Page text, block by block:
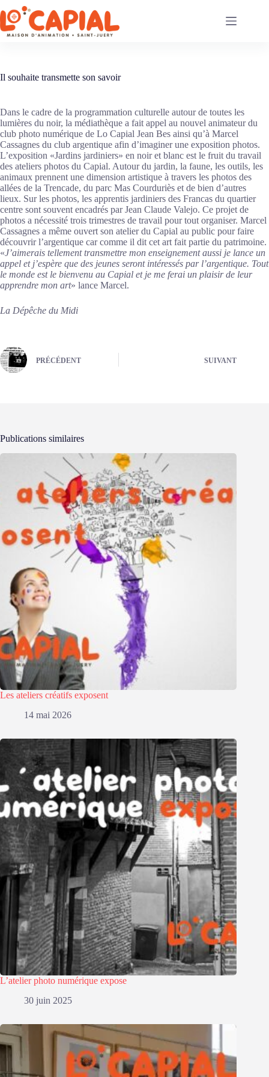
Passer
au
contenu
Il souhaite transmette son savoir
Dans le cadre de la programmation culturelle autour de toutes les
lumières du noir, la médiathèque a fait appel au nouvel animateur du
club photo numérique de Lo Capial Jean Bes ainsi qu’à Marcel
Cassagnes du club argentique afin d’imaginer une exposition photos.
L’exposition «Jardins jardiniers» en noir et blanc est le fruit du travail
des ateliers photos du Capial. Autour du jardin, la faune, les outils, les
animaux prennent une dimension artistique à travers les photos des
allées de la Trencade, du parc Mas Courduriès et de bien d’autres
lieux. Sur les photos, les apprentis jardiniers des Francas du quartier
centre sont souvent encadrés par Jean Claude Valejo. Ce projet de
photos a nécessité trois trimestres de travail pour tout organiser. Marcel
Cassagnes a même ouvert son atelier du Capial au public pour faire
découvrir l’argentique car comme il dit cet art fait partie du patrimoine.
«J’aimerais tellement transmettre mon enseignement aussi je lance un
appel et j’espère que des jeunes seront intéressés par l’argentique. Tout
le monde est le bienvenu au Capial et je me ferai un plaisir de leur
apprendre mon art» lance Marcel.
La Dépêche du Midi
PRÉCÉDENT SUIVANT
Publications similaires
Les ateliers créatifs exposent
14 mai 2026
L’atelier photo numérique expose
30 juin 2025